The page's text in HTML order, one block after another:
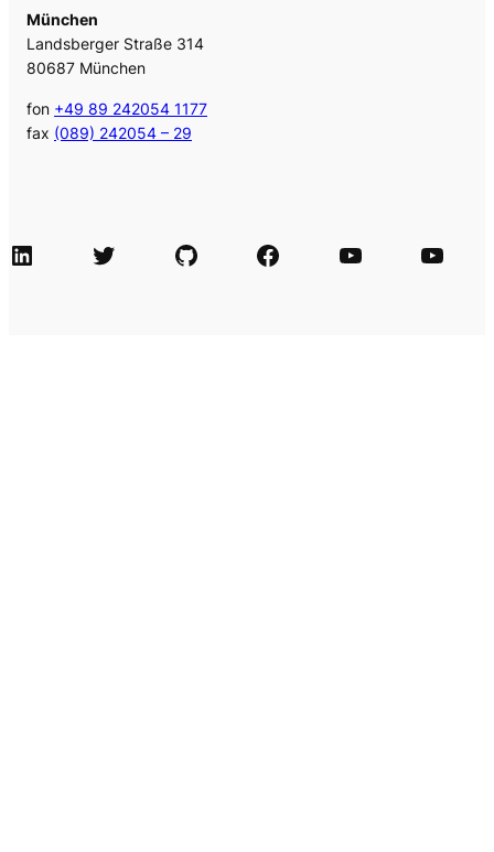
München
Landsberger Straße 314
80687 München
fon +49 89 242054 1177
fax (089) 242054 – 29
LinkedIn Twitter GitHub Facebook Agile Videos Tech-Videos